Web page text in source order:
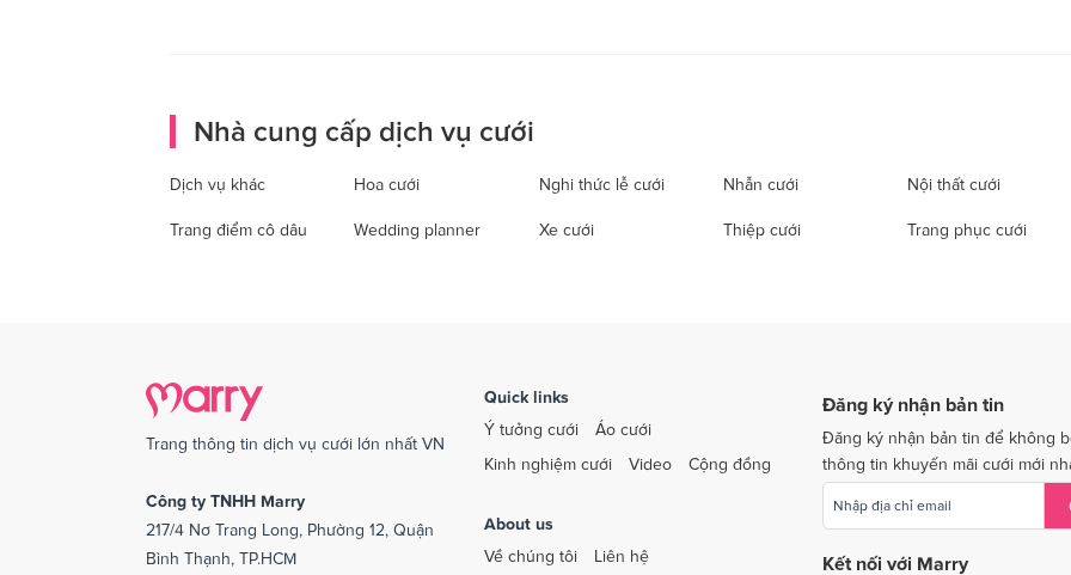
Nhà cung cấp dịch vụ cưới
Dịch vụ khác Hoa cưới Nghi thức lễ cưới Nhẫn cưới Nội thất cưới
Trang điểm cô dâu Wedding planner Xe cưới Thiệp cưới Trang phục cưới
Trang thông tin dịch vụ cưới lớn nhất VN
Công ty TNHH Marry
217/4 Nơ Trang Long, Phường 12, Quận
Bình Thạnh, TP.HCM
Quick links
Ý tưởng cưới
Áo cưới
Kinh nghiệm cưới
Video Cộng đồng
About us
Về chúng tôi
Liên hệ
Đăng ký nhận bản tin
Đăng ký nhận bản tin để không
thông tin khuyến mãi cưới mới
Kết nối với Marry